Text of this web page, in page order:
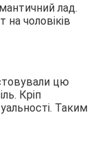
лад.
чоловіків
цю
Кріп
Таким